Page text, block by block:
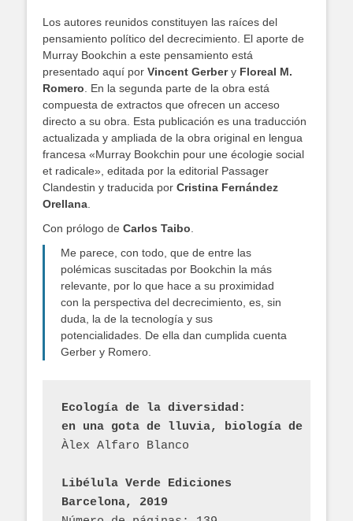
Los autores reunidos constituyen las raíces del
pensamiento político del decrecimiento. El aporte de
Murray Bookchin a este pensamiento está
presentado aquí por Vincent Gerbery Floreal M.
Romero. En la segunda parte de la obra está
compuesta de extractos que ofrecen un acceso
directo a su obra. Esta publicación es una traducción
actualizada y ampliada de la obra original en lengua
francesa «Murray Bookchin pour une écologie social
et radicale», editada por la editorial Passager
Clandestin y traducida por Cristina Fernández
Orellana.
Con prólogo de Carlos Taibo.
Me parece, con todo, que de entre las
polémicas suscitadas por Bookchin la más
relevante, por lo que hace a su proximidad
con la perspectiva del decrecimiento, es, sin
duda, la de la tecnología y sus
potencialidades. De ella dan cumplida cuenta
Gerber y Romero.
Ecología de la diversidad:
en una gota de lluvia, biología de la
Àlex Alfaro Blanco
Libélula Verde Ediciones
Barcelona, 2019